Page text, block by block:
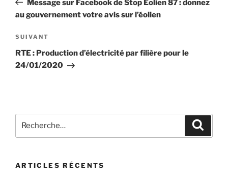
l’article
Message sur Facebook de Stop Eolien 87 : donnez
au gouvernement votre avis sur l’éolien
Article
suivant
SUIVANT
RTE : Production d’électricité par filière pour le
24/01/2020
pour
ARTICLES RÉCENTS